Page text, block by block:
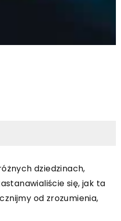
dziedzinach,
się, jak ta
od zrozumienia,